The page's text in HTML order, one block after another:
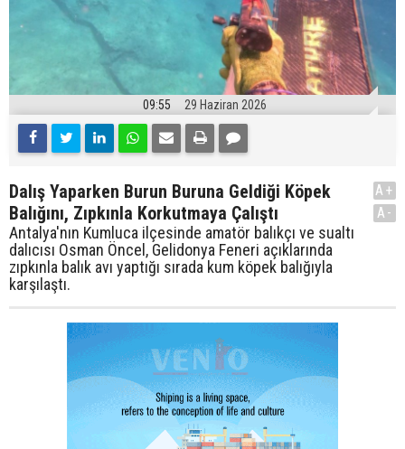
09:55 29 Haziran 2026
Dalış Yaparken Burun Buruna Geldiği Köpek
Balığını, Zıpkınla Korkutmaya Çalıştı
Antalya'nın Kumluca ilçesinde amatör balıkçı ve sualtı
dalıcısı Osman Öncel, Gelidonya Feneri açıklarında
zıpkınla balık avı yaptığı sırada kum köpek balığıyla
karşılaştı.
A+
A-